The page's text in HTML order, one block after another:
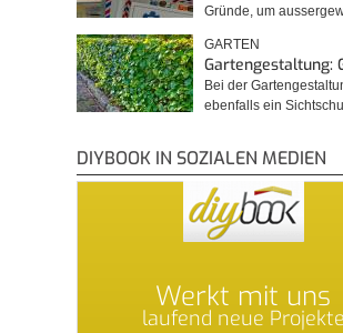
Gründe, um
GARTEN
Gartengestaltung:
Bei der
ebenfalls ein
DIYBOOK IN SOZIALEN MEDIEN
Werkt mit uns
laufend neue Projekte